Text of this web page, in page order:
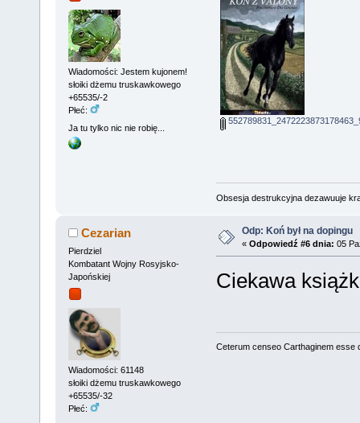
Wiadomości: Jestem kujonem!
słoiki dżemu truskawkowego
+65535/-2
Płeć:
Ja tu tylko nic nie robię...
Obsesja destrukcyjna dezawuuje
Cezarian
Pierdziel
Kombatant Wojny Rosyjsko-
Japońskiej
Wiadomości: 61148
słoiki dżemu truskawkowego
+65535/-32
Płeć:
Odp: Koń był na dopingu
« Odpowiedź #6 dnia: 05
Ciekawa
Ceterum censeo Carthaginem esse